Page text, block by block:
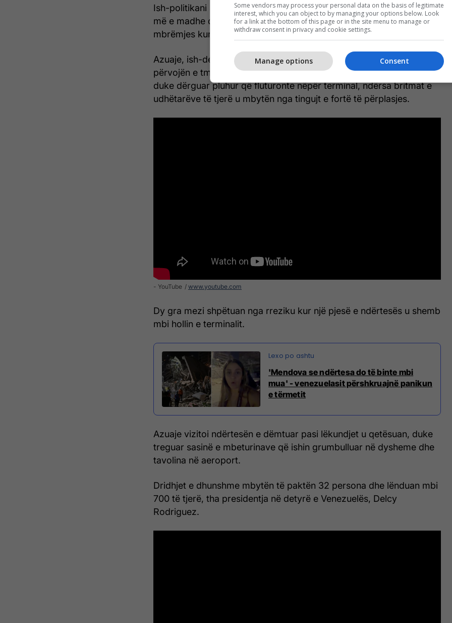
Ish-politikani 49-vjeçar ishte brenda aeroportit Maiquetia - qendra
më e madhe dhe më e ngarkuar e Venezuelës - pak pas orës 6 të
mbrëmjes kur ndërtesa filloi të dridhej me forcë.
Azuaje, ish-deputeti i Asamblesë Kombëtare të Venezuelës, filmoi
përvojën e tmerrshme ndërsa panelet dhe tullat binin nga tavani,
duke dërguar pluhur që fluturonte nëpër terminal, ndërsa britmat e
udhëtarëve të tjerë u mbytën nga tingujt e fortë të përplasjes.
- YouTube www.youtube.com
Dy gra mezi shpëtuan nga rreziku kur një pjesë e ndërtesës u shemb
mbi hollin e terminalit.
'Mendova se ndërtesa do të binte mbi
mua' - venezuelasit përshkruajnë panikun
e tërmetit
Azuaje vizitoi ndërtesën e dëmtuar pasi lëkundjet u qetësuan, duke
treguar sasinë e mbeturinave që ishin grumbulluar në dysheme dhe
tavolina në aeroport.
Dridhjet e dhunshme mbytën të paktën 32 persona dhe lënduan mbi
700 të tjerë, tha presidentja në detyrë e Venezuelës, Delcy
Rodriguez.
Some vendors may process your personal data on the basis of legitimate
interest, which you can object to by managing your options below. Look
for a link at the bottom of this page or in the site menu to manage or
withdraw consent in privacy and cookie settings.
Consent
Manage options